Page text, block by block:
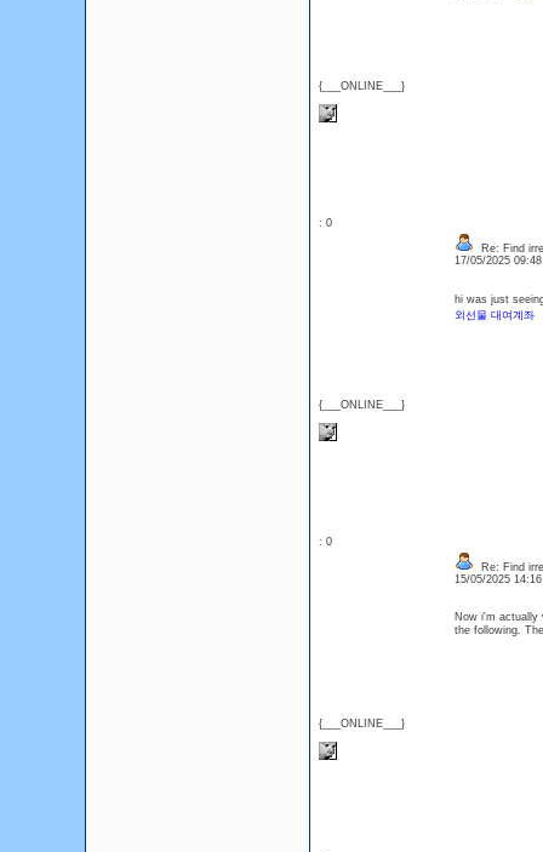
{___ONLINE___}
: 0
{___ONLINE___}
Re: Find
17/05/2025
hi was just
외선물 대여계좌
: 0
{___ONLINE___}
Re: Find
15/05/2025
Now i'm actually
the following.